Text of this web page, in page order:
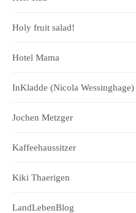
Holy fruit salad!
Hotel Mama
InKladde (Nicola Wessinghage)
Jochen Metzger
Kaffeehaussitzer
Kiki Thaerigen
LandLebenBlog